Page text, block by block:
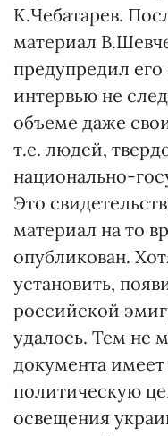
К.Чебатарев.
материал
предупредил
интервью не
объеме даже
т.е. людей,
национально-
Это
материал на то
опубликован.
установить,
российской
удалось. Тем не
документа
политическую
освещения